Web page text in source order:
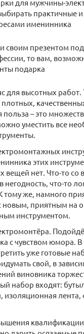
для мужчины-
практичные и
именинника
своим презентом
то вам,
подарка
для высотных работ.
польза – это
уместить все
этих
вещей нет. Что-то со
негодность, что-то
тому же, намного
новым, приятным на
инструментом.
с чувством юмора. В
уже готовые
свой, в
виновника
набор входят:
изоляционная